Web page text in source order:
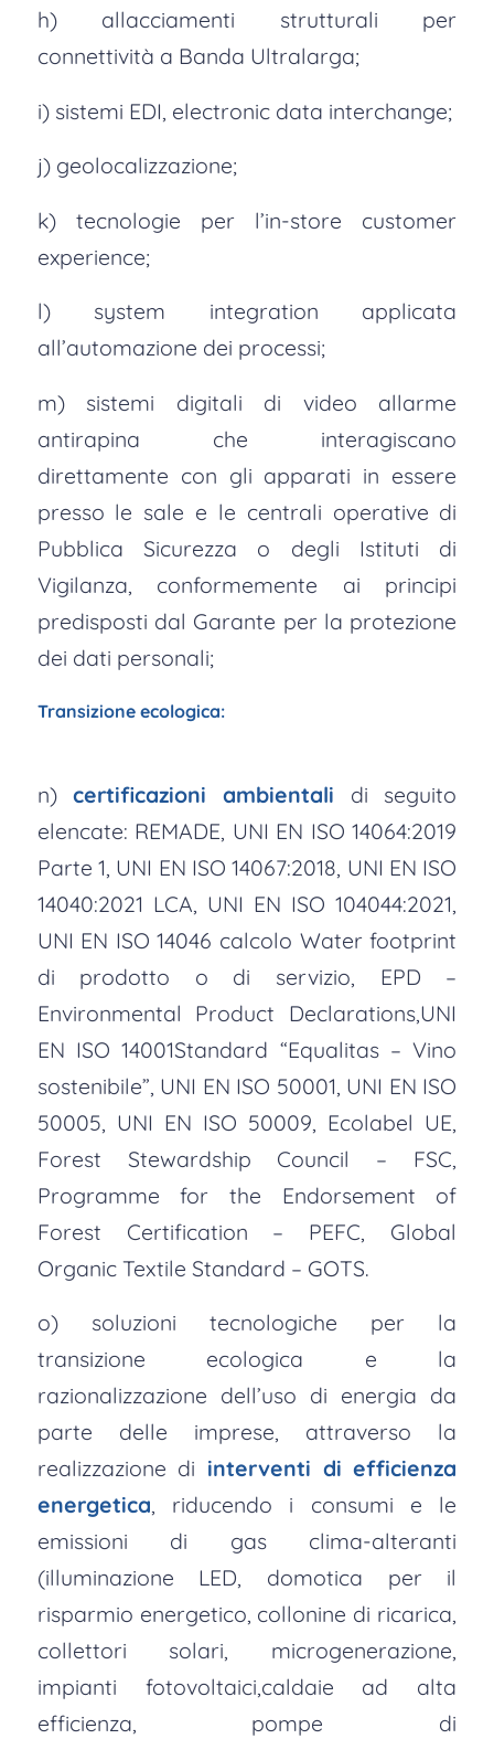
h) allacciamenti strutturali per
connettività a Banda Ultralarga;
i) sistemi EDI, electronic data interchange;
j) geolocalizzazione;
k) tecnologie per l’in-store customer
experience;
l) system integration applicata
all’automazione dei processi;
m) sistemi digitali di video allarme
antirapina che interagiscano
direttamente con gli apparati in essere
presso le sale e le centrali operative di
Pubblica Sicurezza o degli Istituti di
Vigilanza, conformemente ai principi
predisposti dal Garante per la protezione
dei dati personali;
Transizione ecologica:
n)certificazioni ambientali di seguito
elencate: REMADE, UNI EN ISO 14064:2019
Parte 1, UNI EN ISO 14067:2018, UNI EN ISO
14040:2021 LCA, UNI EN ISO 104044:2021,
UNI EN ISO 14046 calcolo Water footprint
di prodotto o di servizio, EPD –
Environmental Product Declarations,UNI
EN ISO 14001Standard “Equalitas – Vino
sostenibile”, UNI EN ISO 50001, UNI EN ISO
50005, UNI EN ISO 50009, Ecolabel UE,
Forest Stewardship Council – FSC,
Programme for the Endorsement of
Forest Certification – PEFC, Global
Organic Textile Standard – GOTS.
o) soluzioni tecnologiche per la
transizione ecologica e la
razionalizzazione dell’uso di energia da
parte delle imprese, attraverso la
realizzazione di interventi di efficienza
energetica, riducendo i consumi e le
emissioni di gas clima-alteranti
(illuminazione LED, domotica per il
risparmio energetico, collonine di ricarica,
collettori solari, microgenerazione,
impianti fotovoltaici,caldaie ad alta
efficienza, pompe di